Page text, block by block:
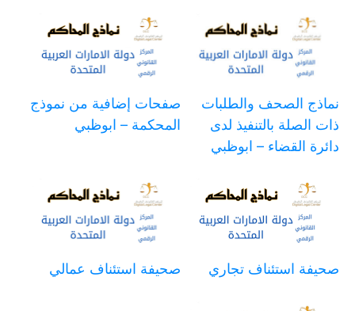
نماذج الصحف والطلبات
ذات الصلة بالتنفيذ لدى
دائرة القضاء – ابوظبي
صفحات إضافية من نموذج
المحكمة – ابوظبي
صحيفة استئناف تجاري صحيفة استئناف عمالي